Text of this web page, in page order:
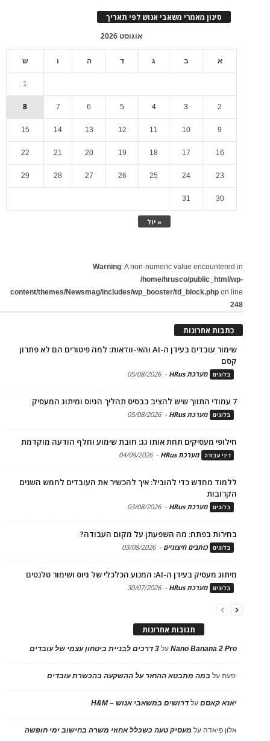
סינון מאמרי משאבי אנוש לפי תאריך
אוגוסט 2026
א ב ג ד ה ו ש
« יול
1
2
3
4
5
6
7
8
9
10
11
12
13
14
15
16
17
18
19
20
21
22
23
24
25
26
27
28
29
30
31
Warning: A non-numeric value encountered in
/home/hrusco/public_html/wp-
content/themes/Newsmag/includes/wp_booster/td_block.php on line
248
כתבות אחרונות
שימור עובדים בעידן ה-AI והאי-וודאות: למה פיטורים הם לא פתרון
קסם
בלוגים מערכת HRus -
05/08/2026
7 עמודי התווך שיש להציב בבסיס תהליך הגיוס ומיתוג המעסיק
בלוגים מערכת HRus -
05/08/2026
חילופי מעסיקים תחת אותו גג: חובת שימוע וחלף הודעה מוקדמת
דיני עבודה מערכת HRus -
04/08/2026
ללמוד מחדש כדי להוביל: איך להכשיר את העובדים לחמש השנים
הקרובות
בלוגים מערכת HRus -
03/08/2026
בחירות בפתח: מה השפעתן על מקום העבודה?
בלוגים כותבים חיצוניים -
03/08/2026
מיתוג מעסיק בעידן ה-AI: המנוע הכלכלי של גיוס ושימור טלנטים
בלוגים מערכת HRus -
30/07/2026
תגובות אחרונות
Nano Banana 2 Proעל 3 דרכים לבניית ביטחון עצמי של עובדים
יפעתעל במה מתבטא ההחזר על ההשקעה בהכשרת עובדים
יאנא קאסםעלדרושים במשאבי אנוש – H&M
אלון פיאדה על מעסיק טעה כשכלל אחוזי משרה בחישוב ימי חופשה